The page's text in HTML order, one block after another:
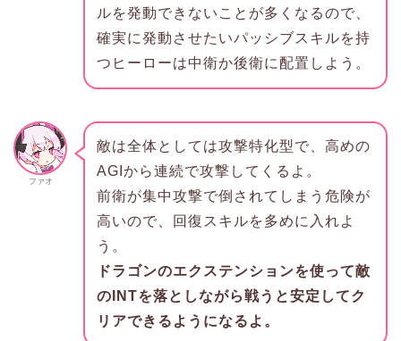
ルを発動できないことが多くなるので、
確実に発動させたいパッシブスキルを持
つヒーローは中衛か後衛に配置しよう。
ファオ
敵は全体としては攻撃特化型で、高めの
AGIから連続で攻撃してくるよ。
前衛が集中攻撃で倒されてしまう危険が
高いので、回復スキルを多めに入れよ
う。
ドラゴンのエクステンションを使って敵
のINTを落としながら戦うと安定してク
リアできるようになるよ。